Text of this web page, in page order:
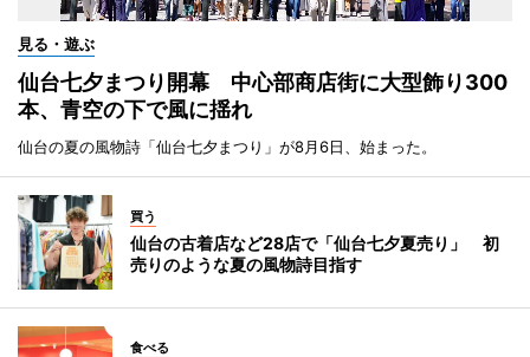
見る・遊ぶ
仙台七夕まつり開幕 中心部商店街に大型飾り300
本、青空の下で風に揺れ
仙台の夏の風物詩「仙台七夕まつり」が8月6日、始まった。
買う
仙台の古着店など28店で「仙台七夕夏売り」 初
売りのような夏の風物詩目指す
食べる